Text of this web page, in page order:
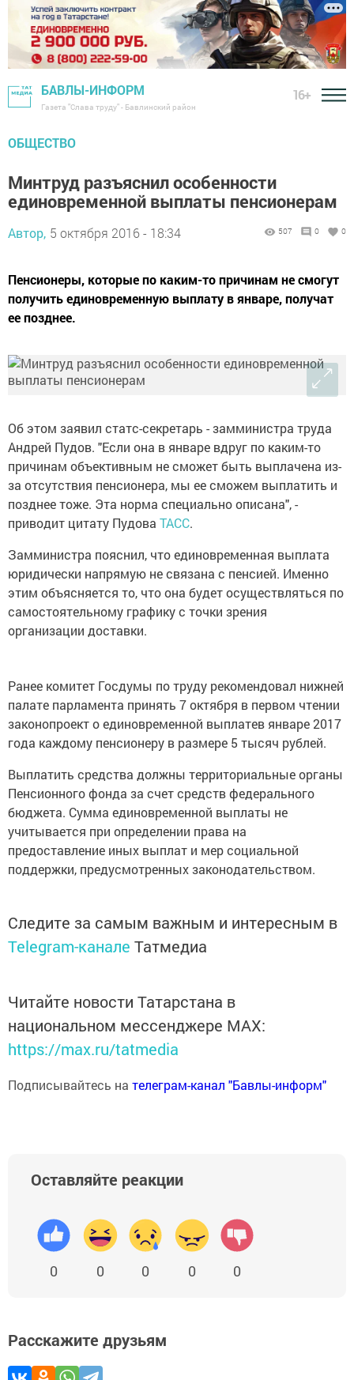
БАВЛЫ-ИНФОРМ
Газета "Слава труду" - Бавлинский район
16+
ОБЩЕСТВО
Минтруд разъяснил особенности
единовременной выплаты пенсионерам
Автор, 5 октября 2016 - 18:34 507 0 0
Пенсионеры, которые по каким-то причинам не смогут
получить единовременную выплату в январе, получат
ее позднее.
Об этом заявил статс-секретарь - замминистра труда
Андрей Пудов. "Если она в январе вдруг по каким-то
причинам объективным не сможет быть выплачена из-
за отсутствия пенсионера, мы ее сможем выплатить и
позднее тоже. Эта норма специально описана", -
приводит цитату Пудова ТАСС.
Замминистра пояснил, что единовременная выплата
юридически напрямую не связана с пенсией. Именно
этим объясняется то, что она будет осуществляться по
самостоятельному графику с точки зрения
организации доставки.
Ранее комитет Госдумы по труду рекомендовал нижней
палате парламента принять 7 октября в первом чтении
законопроект о единовременной выплатев январе 2017
года каждому пенсионеру в размере 5 тысяч рублей.
Выплатить средства должны территориальные органы
Пенсионного фонда за счет средств федерального
бюджета. Сумма единовременной выплаты не
учитывается при определении права на
предоставление иных выплат и мер социальной
поддержки, предусмотренных законодательством.
Следите за самым важным и интересным в
Telegram-канале Татмедиа
Читайте новости Татарстана в
национальном мессенджере MАХ:
https://max.ru/tatmedia
Подписывайтесь на телеграм-канал "Бавлы-информ"
Оставляйте реакции
0 0 0 0 0
Расскажите друзьям